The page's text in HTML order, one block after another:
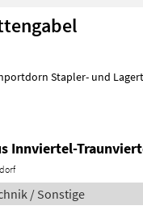
Innviertel-
/ Sonstige